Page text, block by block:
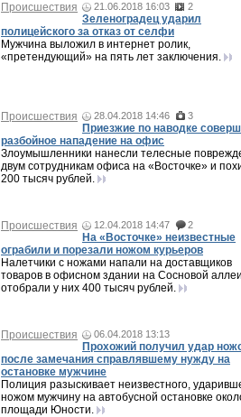
Происшествия 21.06.2018 16:03 2
Зеленоградец ударил
полицейского за отказ от селфи
Мужчина выложил в интернет ролик,
«претендующий» на пять лет заключения.
Происшествия 28.04.2018 14:46 3
Приезжие по наводке
разбойное нападение на офис
Злоумышленники нанесли телесные
двум сотрудникам офиса на «Восточке» и
200 тысяч рублей.
Происшествия 12.04.2018 14:47 2
На «Восточке» неизвестные
ограбили и порезали ножом курьеров
Налетчики с ножами напали на доставщиков
товаров в офисном здании на Сосновой
отобрали у них 400 тысяч рублей.
Происшествия 06.04.2018 13:13
Прохожий получил удар
после замечания справлявшему нужду на
остановке мужчине
Полиция разыскивает неизвестного,
ножом мужчину на автобусной остановке
площади Юности.